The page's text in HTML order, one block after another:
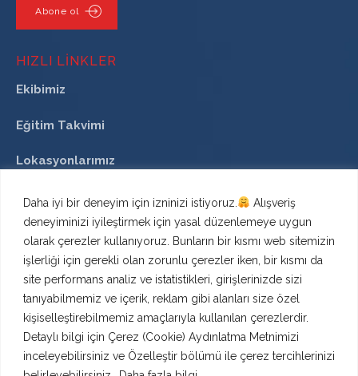
Daha iyi bir deneyim için izninizi istiyoruz.
Alışveriş
deneyiminizi iyileştirmek için yasal düzenlemeye uygun
olarak çerezler kullanıyoruz. Bunların bir kısmı web sitemizin
işlerliği için gerekli olan zorunlu çerezler iken, bir kısmı da
site performans analiz ve istatistikleri, girişlerinizde sizi
tanıyabilmemiz ve içerik, reklam gibi alanları size özel
kişiselleştirebilmemiz amaçlarıyla kullanılan çerezlerdir.
Detaylı bilgi için Çerez (Cookie) Aydınlatma Metnimizi
inceleyebilirsiniz ve Özelleştir bölümü ile çerez tercihlerinizi
Abone ol
HIZLI LINKLER
Ekibimiz
Eğitim Takvimi
Lokasyonlarımız
İLETİŞİM
Uygur İş Merkezi, Nisbetiye Mah, Gazi Güçnar Sk.
No:4, 34340
Beşiktaş/İstanbul/Türkiye
TELEFON
+90 212 337 87 12